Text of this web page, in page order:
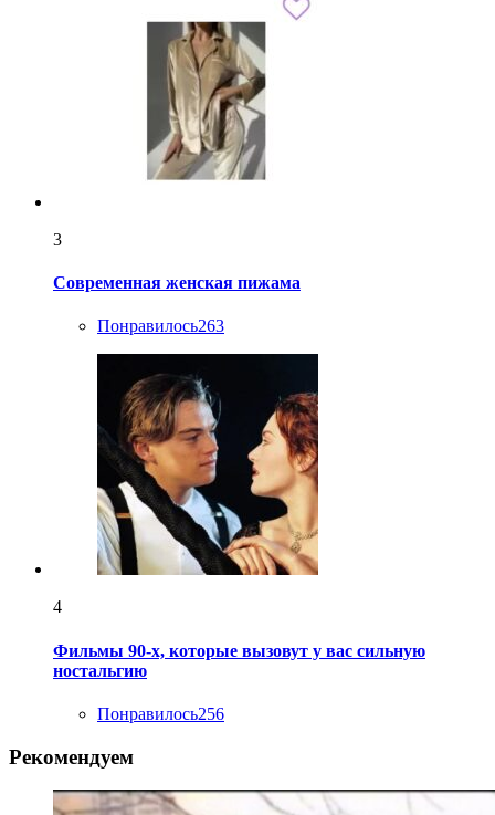
3
Современная женская пижама
Понравилось263
4
Фильмы 90-х, которые вызовут у вас сильную
ностальгию
Понравилось256
Рекомендуем